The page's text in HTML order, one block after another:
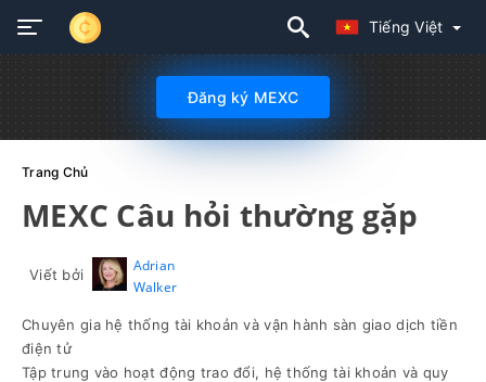
Tiếng Việt
Đăng ký MEXC
Trang Chủ
MEXC Câu hỏi thường gặp
Viết bởi
Adrian
Walker
Chuyên gia hệ thống tài khoản và vận hành sàn giao dịch tiền
điện tử
Tập trung vào hoạt động trao đổi, hệ thống tài khoản và quy